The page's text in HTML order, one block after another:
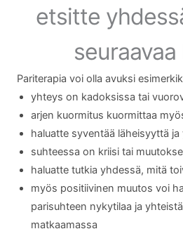
etsitte
seuraavaa
Pariterapia voi olla avuksi
yhteys on kadoksissa tai
arjen kuormitus kuormittaa
haluatte syventää läheisyyttä
suhteessa on kriisi tai
haluatte tutkia yhdessä, mitä
myös positiivinen muutos voi
parisuhteen nykytilaa ja
matkaamassa